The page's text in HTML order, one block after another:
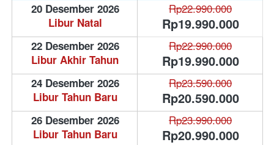
20 Desember 2026
Libur Natal
Rp22.990.000
Rp19.990.000
22 Desember 2026
Libur Akhir Tahun
Rp22.990.000
Rp19.990.000
24 Desember 2026
Libur Tahun Baru
Rp23.590.000
Rp20.590.000
26 Desember 2026
Libur Tahun Baru
Rp23.990.000
Rp20.990.000